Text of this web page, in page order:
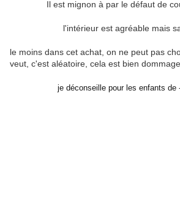
Il est mignon à par le défaut de
l'intérieur est agréable mais
le moins dans cet achat, on ne peut pas
veut, c'est aléatoire, cela est bien dommage
je déconseille pour les enfants